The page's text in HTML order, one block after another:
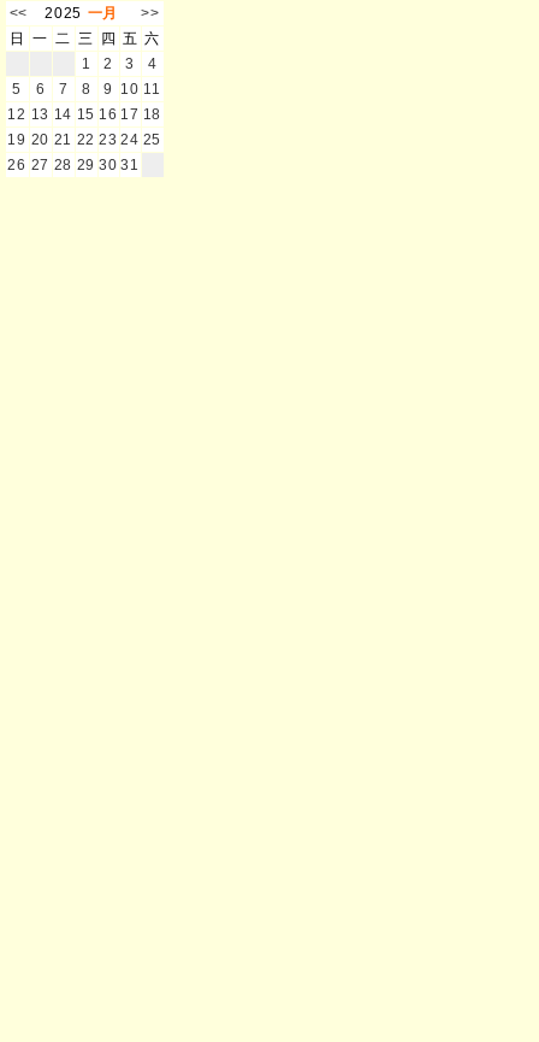
<< 2025 一月
>>
日
一 二 三 四 五 六
1
2 3
4
5
6 7 8 9 10 11
12 13 14 15 16 17 18
19 20 21 22 23 24 25
26 27 28 29 30 31